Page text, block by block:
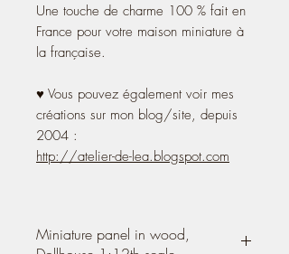
Une touche de charme 100 % fait en
France pour votre maison miniature à
la française.
♥ Vous pouvez également voir mes
créations sur mon blog/site, depuis
2004 :
http://atelier-de-lea.blogspot.com
Miniature panel in wood,